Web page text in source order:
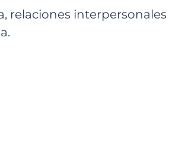
relaciones